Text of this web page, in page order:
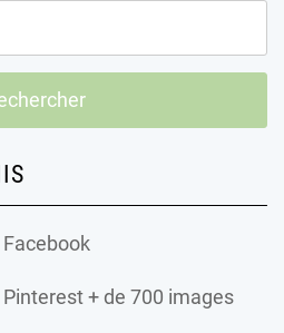
Facebook
Pinterest + de 700 images